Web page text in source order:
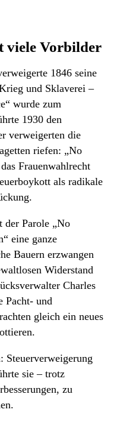
viele Vorbilder
1846 seine
und Sklaverei –
wurde zum
1930 den
verweigerten die
riefen: „No
Frauenwahlrecht
als radikale
der Parole „No
eine ganze
Bauern erzwangen
Widerstand
Charles
Pacht- und
gleich ein neues
Steuerverweigerung
sie – trotz
zu